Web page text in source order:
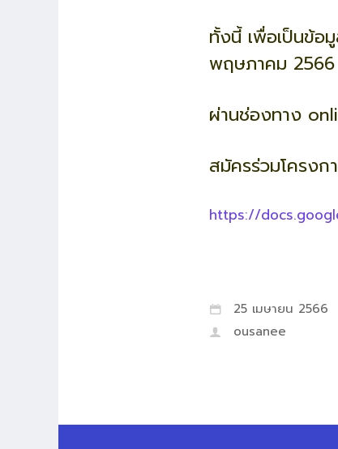
ทั้งนี้ เพื่อเป็นข้อ
พฤษภาคม 2566
ผ่านช่องทาง
สมัครร่วมโครงก
https://
25 เมษายน 2566
ousanee